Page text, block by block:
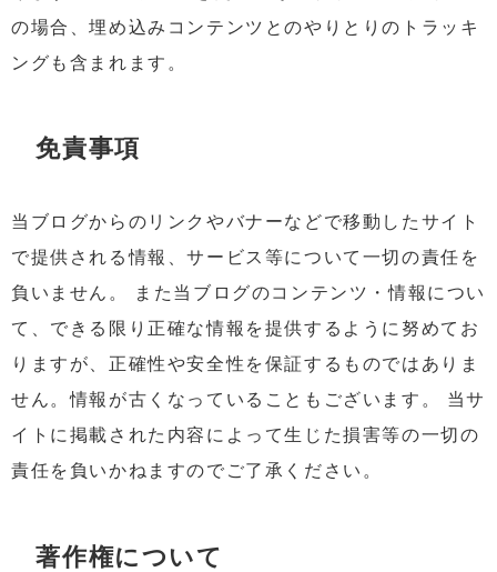
の場合、埋め込みコンテンツとのやりとりのトラッキ
ングも含まれます。
免責事項
当ブログからのリンクやバナーなどで移動したサイト
で提供される情報、サービス等について一切の責任を
負いません。 また当ブログのコンテンツ・情報につい
て、できる限り正確な情報を提供するように努めてお
りますが、正確性や安全性を保証するものではありま
せん。情報が古くなっていることもございます。 当サ
イトに掲載された内容によって生じた損害等の一切の
責任を負いかねますのでご了承ください。
著作権について